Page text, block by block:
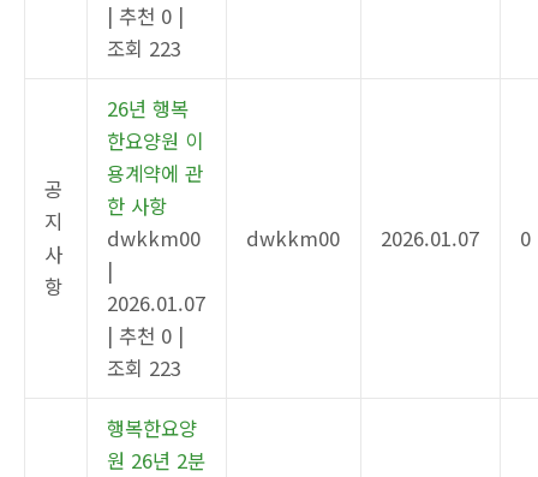
| 추천 0 |
조회 223
공
지
사
항
26년 행복
한요양원 이
용계약에 관
한 사항
dwkkm00
|
2026.01.07
| 추천 0 |
조회 223
dwkkm00 2026.01.07 0
행복한요양
원 26년 2분